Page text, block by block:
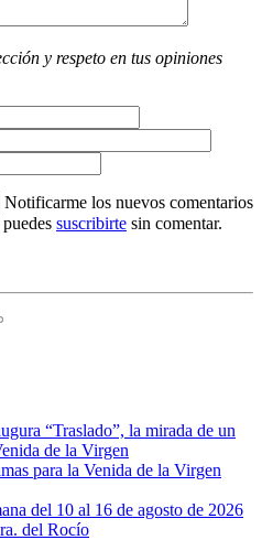
y respeto en tus opiniones
Notificarme los nuevos comentarios
suscribirte sin comentar.
“Traslado”, la mirada de un
de la Virgen
para la Venida de la Virgen
del 10 al 16 de agosto de 2026
del Rocío